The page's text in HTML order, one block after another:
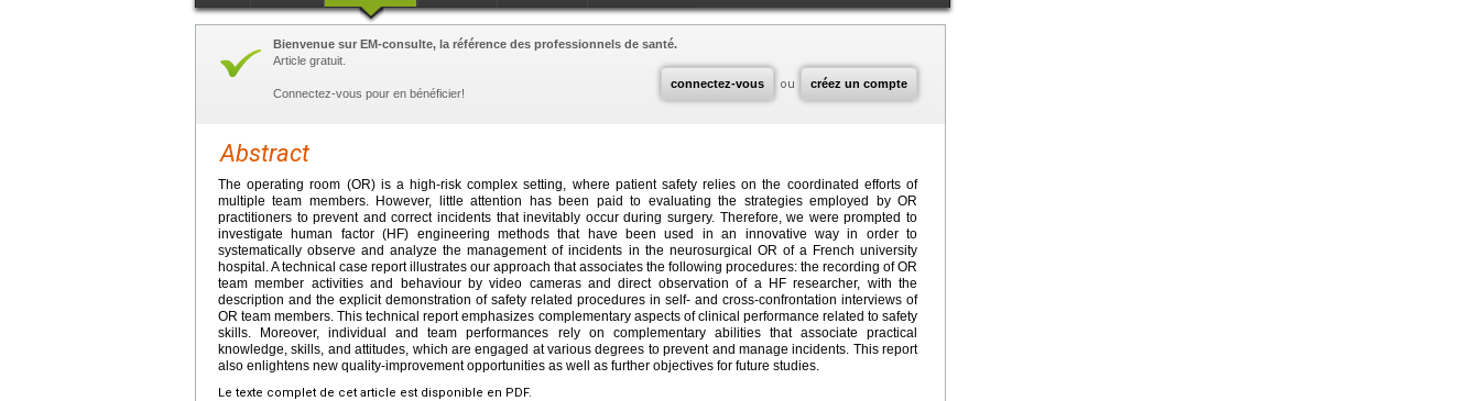
connectez-vous ou créez un compte
Bienvenue sur EM-consulte, la référence des professionnels de santé.
Article gratuit.
Connectez-vous pour en bénéficier!
Abstract
The operating room (OR) is a high-risk complex setting, where patient safety relies on the coordinated efforts of
multiple team members. However, little attention has been paid to evaluating the strategies employed by OR
practitioners to prevent and correct incidents that inevitably occur during surgery. Therefore, we were prompted to
investigate human factor (HF) engineering methods that have been used in an innovative way in order to
systematically observe and analyze the management of incidents in the neurosurgical OR of a French university
hospital. A technical case report illustrates our approach that associates the following procedures: the recording of OR
team member activities and behaviour by video cameras and direct observation of a HF researcher, with the
description and the explicit demonstration of safety related procedures in self- and cross-confrontation interviews of
OR team members. This technical report emphasizes complementary aspects of clinical performance related to safety
skills. Moreover, individual and team performances rely on complementary abilities that associate practical
knowledge, skills, and attitudes, which are engaged at various degrees to prevent and manage incidents. This report
also enlightens new quality-improvement opportunities as well as further objectives for future studies.
Le texte complet de cet article est disponible en PDF.